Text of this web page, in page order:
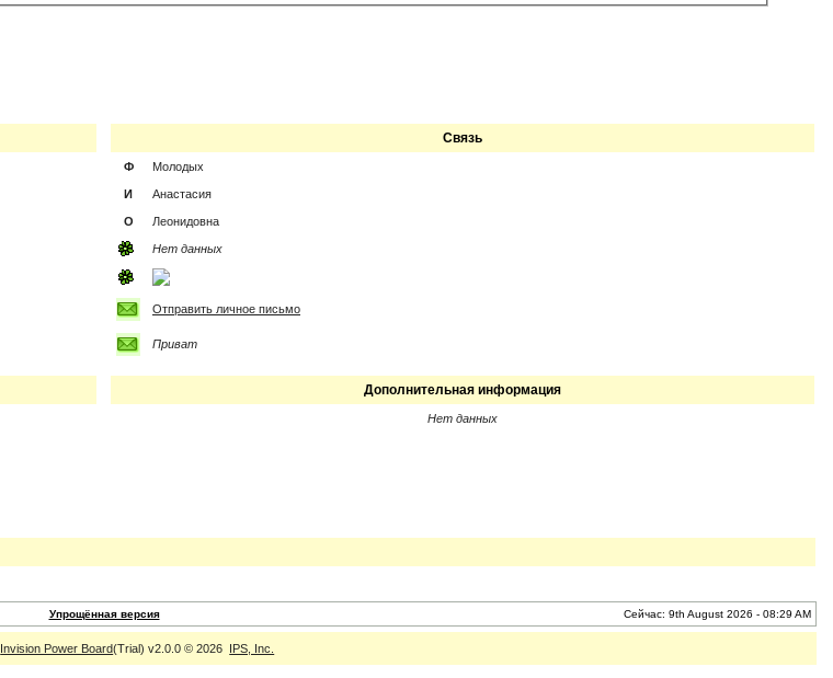
Связь
Ф Молодых
И Анастасия
О Леонидовна
Нет данных
Отправить личное письмо
Приват
Дополнительная информация
Нет данных
Упрощённая версия Сейчас: 9th August 2026 - 08:29 AM
Invision Power Board(Trial) v2.0.0 © 2026 IPS, Inc.